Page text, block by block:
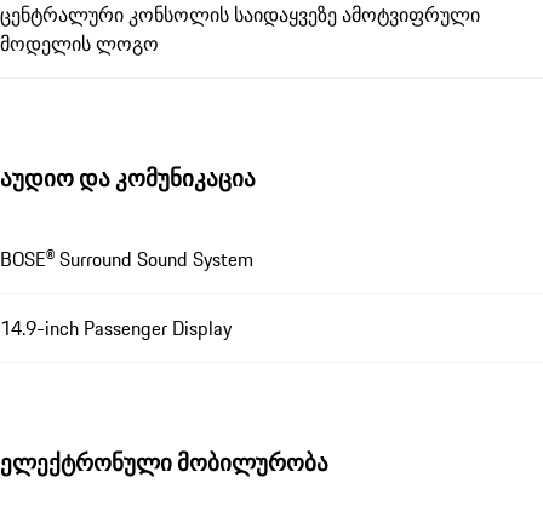
ცენტრალური კონსოლის საიდაყვეზე ამოტვიფრული
მოდელის ლოგო
აუდიო და კომუნიკაცია
BOSE® Surround Sound System
14.9-inch Passenger Display
ელექტრონული მობილურობა